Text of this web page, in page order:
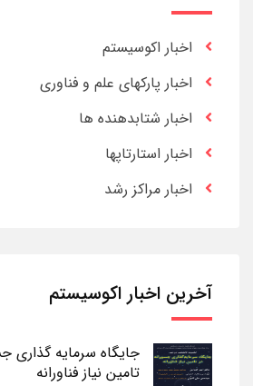
اخبار اکوسیستم
اخبار پارکهای علم و فناوری
اخبار شتابدهنده ها
اخبار استارتاپها
اخبار مراکز رشد
آخرین اخبار اکوسیستم
جایگاه سرمایه گذاری
تامین نیاز فناورانه